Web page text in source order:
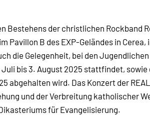
Bestehens der christlichen Rockband
Pavillon B des EXP-Geländes in
die Gelegenheit, bei den
Juli bis 3. August 2025 stattfindet,
abgehalten wird. Das Konzert der
und der Verbreitung katholischer
für Evangelisierung.